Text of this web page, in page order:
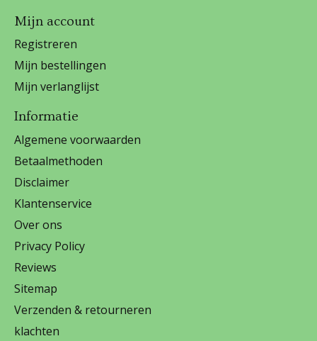
Mijn account
Registreren
Mijn bestellingen
Mijn verlanglijst
Informatie
Algemene voorwaarden
Betaalmethoden
Disclaimer
Klantenservice
Over ons
Privacy Policy
Reviews
Sitemap
Verzenden & retourneren
klachten